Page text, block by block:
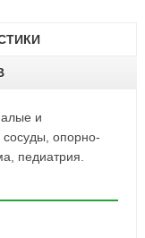
и
опорно-
педиатрия.